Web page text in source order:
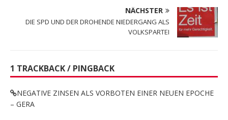
NÄCHSTER
DIE SPD UND DER DROHENDE NIEDERGANG ALS
VOLKSPARTEI
1 TRACKBACK / PINGBACK
NEGATIVE ZINSEN ALS VORBOTEN EINER NEUEN EPOCHE
– GERA